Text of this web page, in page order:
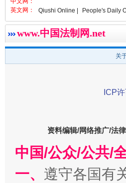
衣柜里的秘密
英文网： Qiushi Online | People's Daily
www.中国法制网.net
关
ICP
资料编辑/网络推广/法
中国/公众/公共/
一、 遵守各国有